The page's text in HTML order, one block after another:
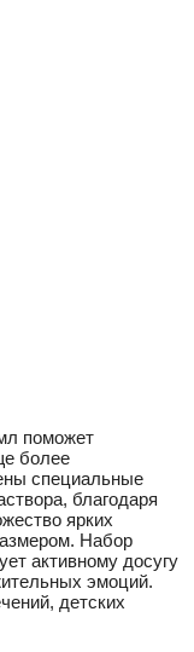
поможет
более
специальные
благодаря
ярких
Набор
активному досугу
эмоций.
детских